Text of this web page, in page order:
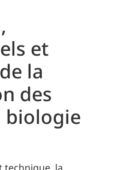
et
la
des
biologie